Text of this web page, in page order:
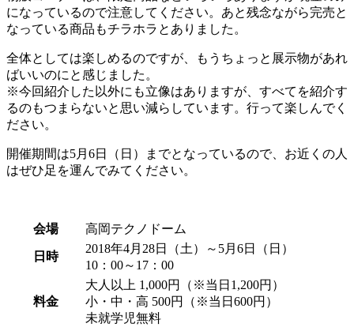
になっているので注意してください。あと残念ながら完売と
なっている商品もチラホラとありました。
全体としては楽しめるのですが、もうちょっと展示物があれ
ばいいのにと感じました。
※今回紹介した以外にも立像はありますが、すべてを紹介す
るのもつまらないと思い減らしています。行って楽しんでく
ださい。
開催期間は5月6日（日）までとなっているので、お近くの人
はぜひ足を運んでみてください。
会場 高岡テクノドーム
日時
2018年4月28日（土）～5月6日（日）
10：00～17：00
料金
大人以上 1,000円（※当日1,200円）
小・中・高 500円（※当日600円）
未就学児無料